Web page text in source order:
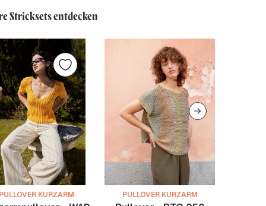
Stricksets entdecken
PULLOVER KURZARM PULLOVER KURZARM